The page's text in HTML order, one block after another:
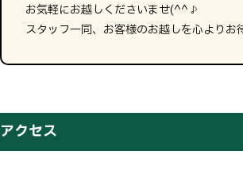
お気軽にお越しくださいませ(^^♪
スタッフ一同、お客様のお越しを心よりお
アクセス